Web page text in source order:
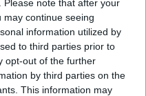
note that after your
continue seeing
information utilized by
to third parties prior to
opt-out of the further
by third parties on the
This information may